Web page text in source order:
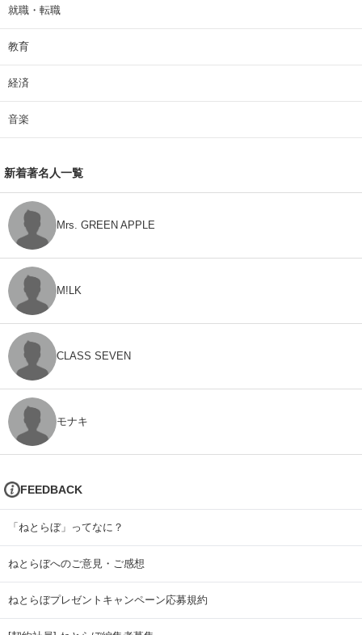
就職・転職
教育
経済
音楽
新着著名人一覧
Mrs. GREEN APPLE
M!LK
CLASS SEVEN
モナキ
FEEDBACK
「ねとらぼ」ってなに？
ねとらぼへのご意見・ご感想
ねとらぼプレゼントキャンペーン応募規約